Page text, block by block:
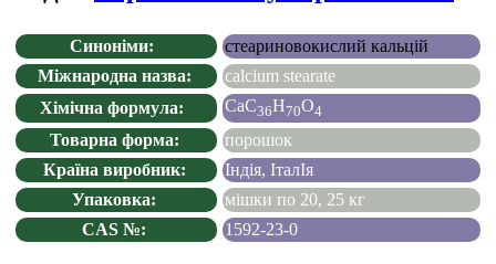
Синоніми:
стеариновокислий кальцій
Міжнародна назва:
calcium stearate
Хімічна формула:
CaC36H70O4
Товарна форма:
порошок
Країна виробник:
Індія, ІталІя
Упаковка:
мішки по 20, 25 кг
CAS №:
1592-23-0